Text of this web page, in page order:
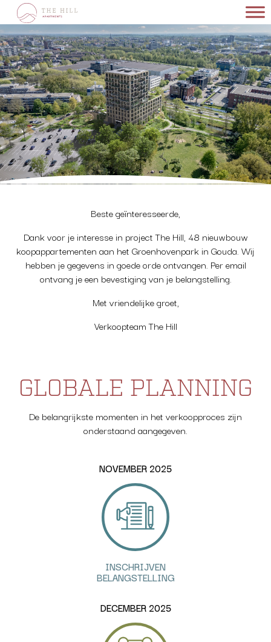
content
Beste geïnteresseerde,
Dank voor je interesse in project The Hill, 48 nieuwbouw
koopappartementen aan het Groenhovenpark in Gouda. Wij
hebben je gegevens in goede orde ontvangen. Per email
ontvang je een bevestiging van je belangstelling.
Met vriendelijke groet,
Verkoopteam The Hill
GLOBALE PLANNING
De belangrijkste momenten in het verkoopproces zijn
onderstaand aangegeven.
NOVEMBER 2025
INSCHRIJVEN
BELANGSTELLING
DECEMBER 2025